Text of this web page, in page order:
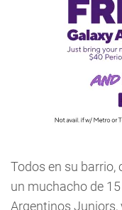
Todos en su barrio,
un muchacho de
Argentinos Juniors,